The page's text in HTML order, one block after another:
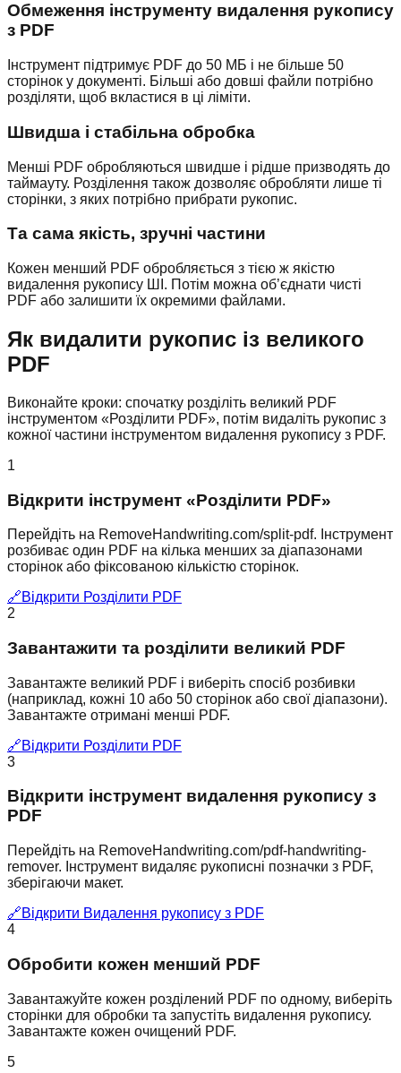
Обмеження інструменту видалення рукопису
з PDF
Інструмент підтримує PDF до 50 МБ і не більше 50
сторінок у документі. Більші або довші файли потрібно
розділяти, щоб вкластися в ці ліміти.
Швидша і стабільна обробка
Менші PDF обробляються швидше і рідше призводять до
таймауту. Розділення також дозволяє обробляти лише ті
сторінки, з яких потрібно прибрати рукопис.
Та сама якість, зручні частини
Кожен менший PDF обробляється з тією ж якістю
видалення рукопису ШІ. Потім можна об’єднати чисті
PDF або залишити їх окремими файлами.
Як видалити рукопис із великого
PDF
Виконайте кроки: спочатку розділіть великий PDF
інструментом «Розділити PDF», потім видаліть рукопис з
кожної частини інструментом видалення рукопису з PDF.
1
Відкрити інструмент «Розділити PDF»
Перейдіть на RemoveHandwriting.com/split-pdf. Інструмент
розбиває один PDF на кілька менших за діапазонами
сторінок або фіксованою кількістю сторінок.
🔗Відкрити Розділити PDF
2
Завантажити та розділити великий PDF
Завантажте великий PDF і виберіть спосіб розбивки
(наприклад, кожні 10 або 50 сторінок або свої діапазони).
Завантажте отримані менші PDF.
🔗Відкрити Розділити PDF
3
Відкрити інструмент видалення рукопису з
PDF
Перейдіть на RemoveHandwriting.com/pdf-handwriting-
remover. Інструмент видаляє рукописні позначки з PDF,
зберігаючи макет.
🔗Відкрити Видалення рукопису з PDF
4
Обробити кожен менший PDF
Завантажуйте кожен розділений PDF по одному, виберіть
сторінки для обробки та запустіть видалення рукопису.
Завантажте кожен очищений PDF.
5